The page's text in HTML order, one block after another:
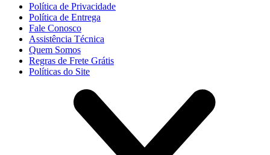
Política de Privacidade
Política de Entrega
Fale Conosco
Assistência Técnica
Quem Somos
Regras de Frete Grátis
Políticas do Site